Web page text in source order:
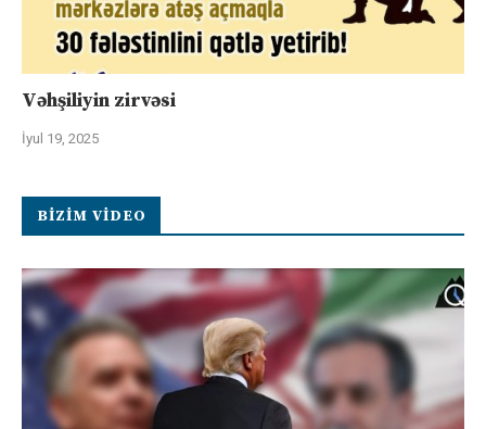
Vəhşiliyin zirvəsi
İyul 19, 2025
BIZIM VIDEO